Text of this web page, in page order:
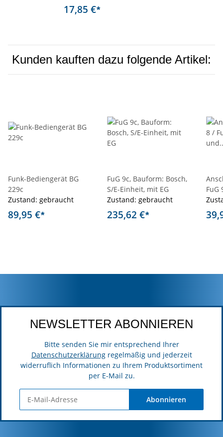
17,85 €*
Kunden kauften dazu folgende Artikel:
Funk-Bediengerät BG
229c
Zustand: gebraucht
89,95 €*
FuG 9c, Bauform: Bosch,
S/E-Einheit, mit EG
Zustand: gebraucht
235,62 €*
FuG
NEWSLETTER ABONNIEREN
Bitte senden Sie mir entsprechend Ihrer
Datenschutzerklärungregelmäßig und jederzeit
widerruflich Informationen zu Ihrem Produktsortiment
per E-Mail zu.
Abonnieren